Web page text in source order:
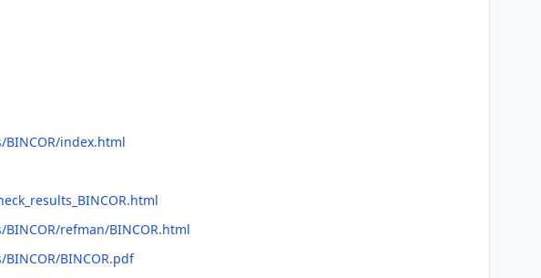
index.html
refman/BINCOR.html
BINCOR.pdf